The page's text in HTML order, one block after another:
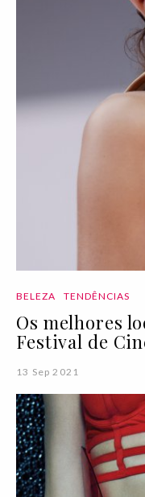
BELEZA TENDÊNCIAS
Os melhores
Festival de
13 Sep 2021